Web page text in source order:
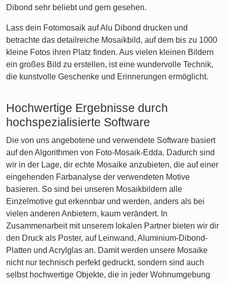
Dibond sehr beliebt und gern gesehen.
Lass dein Fotomosaik auf Alu Dibond drucken und
betrachte das detailreiche Mosaikbild, auf dem bis zu 1000
kleine Fotos ihren Platz finden. Aus vielen kleinen Bildern
ein großes Bild zu erstellen, ist eine wundervolle Technik,
die kunstvolle Geschenke und Erinnerungen ermöglicht.
Hochwertige Ergebnisse durch
hochspezialisierte Software
Die von uns angebotene und verwendete Software basiert
auf den Algorithmen von Foto-Mosaik-Edda. Dadurch sind
wir in der Lage, dir echte Mosaike anzubieten, die auf einer
eingehenden Farbanalyse der verwendeten Motive
basieren. So sind bei unseren Mosaikbildern alle
Einzelmotive gut erkennbar und werden, anders als bei
vielen anderen Anbietern, kaum verändert. In
Zusammenarbeit mit unserem lokalen Partner bieten wir dir
den Druck als Poster, auf Leinwand, Aluminium-Dibond-
Platten und Acrylglas an. Damit werden unsere Mosaike
nicht nur technisch perfekt gedruckt, sondern sind auch
selbst hochwertige Objekte, die in jeder Wohnumgebung